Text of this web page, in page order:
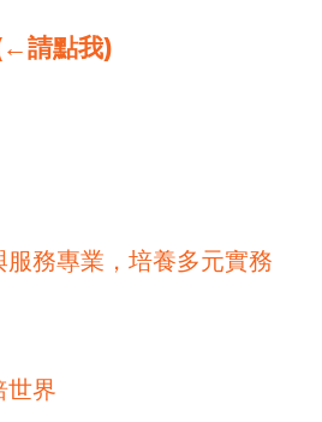
請點我)
務專業，培養多元實務
世界